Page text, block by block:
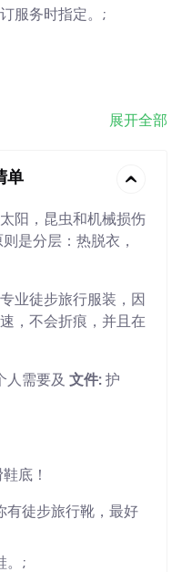
服务时指定。;
展开全部
单
阳，昆虫和机械损伤
是分层：热脱衣，
业徒步旅行服装，因
，不会折痕，并且在
人需要及 文件: 护
底！
有徒步旅行靴，最好
。;